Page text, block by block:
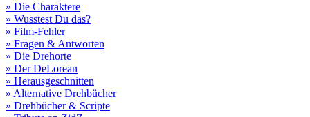
» Die Charaktere
» Wusstest Du das?
» Film-Fehler
» Fragen & Antworten
» Die Drehorte
» Der DeLorean
» Herausgeschnitten
» Alternative Drehbücher
» Drehbücher & Scripte